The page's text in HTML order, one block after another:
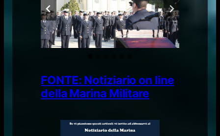
FONTE: Notiziario on line
della Marina Militare